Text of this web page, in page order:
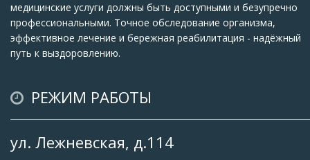
медицинские услуги должны быть доступными и безупречно
профессиональными. Точное обследование организма,
эффективное лечение и бережная реабилитация - надёжный
путь к выздоровлению.
РЕЖИМ РАБОТЫ
ул. Лежневская, д.114